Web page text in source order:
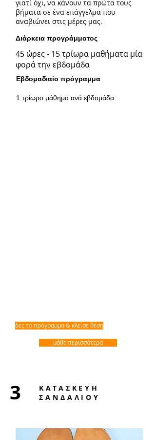
γιατί όχι, να κάνουν τα πρώτα τους
βήματα σε ένα επάγγελμα που
αναβιώνει στις μέρες μας.
Διάρκεια προγράμματος
45 ώρες - 15 τρίωρα μαθήματα μία
φορά την εβδομάδα
Εβδομαδιαίο πρόγραμμα
1 τρίωρο μάθημα ανά εβδομάδα
δες το πρόγραμμα & κλείσε θέση
μάθε περισσότερα
3
ΚΑΤΑΣΚΕΥΗ
ΣΑΝΔΑΛΙΟΥ